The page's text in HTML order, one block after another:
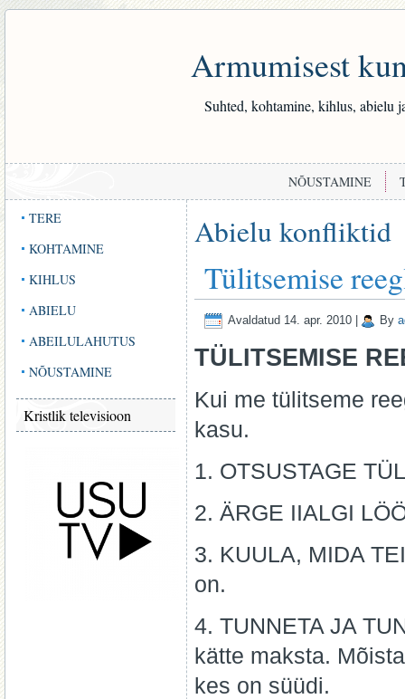
Armumisest
Suhted, kohtamine, kihlus, abielu
NÕUSTAMINE
TERE
KOHTAMINE
KIHLUS
ABIELU
ABEILULAHUTUS
NÕUSTAMINE
Kristlik televisioon
Abielu konfliktid
Tülitsemise
Avaldatud 14. apr. 2010 By
TÜLITSEMISE
Kui me tülitseme
kasu.
1. OTSUSTAGE
2. ÄRGE IIALGI
3. KUULA, MIDA
on.
4. TUNNETA JA
kätte maksta.
kes on süüdi.